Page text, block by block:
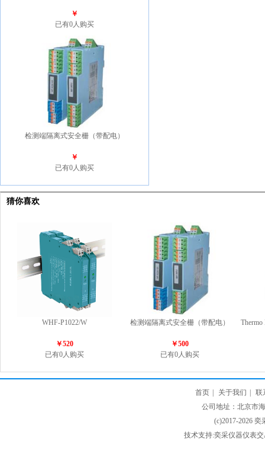
￥
已有0人购买
检测端隔离式安全栅（带配电）
￥
已有0人购买
猜你喜欢
WHF-P1022/W
￥520
已有0人购买
检测端隔离式安全栅（带配电）
￥500
已有0人购买
首页 关于我们
联
公司地址：北京市
(c)2017-2026
技术支持:奕采仪器仪表